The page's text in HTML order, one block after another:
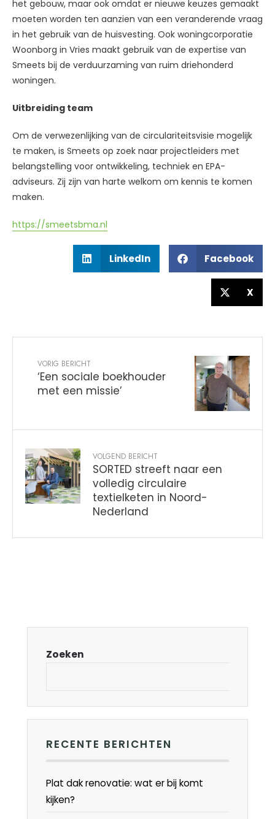
het gebouw, maar ook omdat er nieuwe keuzes gemaakt
moeten worden ten aanzien van een veranderende vraag
in het gebruik van de huisvesting. Ook woningcorporatie
Woonborg in Vries maakt gebruik van de expertise van
Smeets bij de verduurzaming van ruim driehonderd
woningen.
Uitbreiding team
Om de verwezenlijking van de circulariteitsvisie mogelijk
te maken, is Smeets op zoek naar projectleiders met
belangstelling voor ontwikkeling, techniek en EPA-
adviseurs. Zij zijn van harte welkom om kennis te komen
maken.
https://smeetsbma.nl
LinkedIn Facebook
X
VORIG BERICHT
‘Een sociale boekhouder
met een missie’
VOLGEND BERICHT
SORTED streeft naar een
volledig circulaire
textielketen in Noord-
Nederland
Zoeken
RECENTE BERICHTEN
Plat dak renovatie: wat er bij komt
kijken?